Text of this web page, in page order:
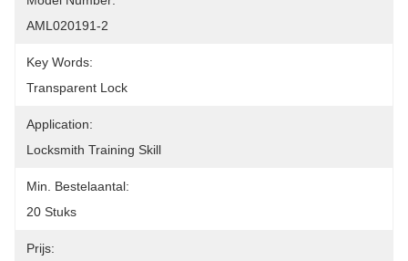
AML020191-2
Key Words:
Transparent Lock
Application:
Locksmith Training Skill
Min. Bestelaantal:
20 Stuks
Prijs: